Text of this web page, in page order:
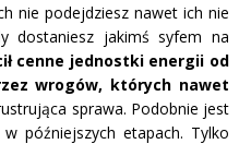
nie podejdziesz nawet ich nie
dostaniesz jakimś syfem na
cenne jednostki energii od
wrogów, których nawet
sprawa. Podobnie jest
późniejszych etapach. Tylko